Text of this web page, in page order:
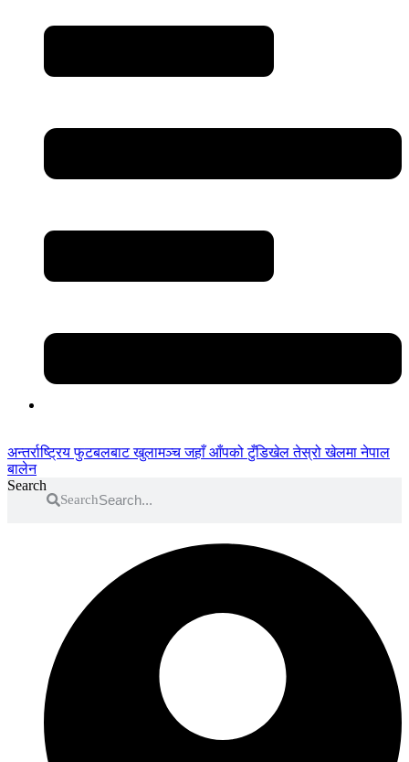
अन्तर्राष्ट्रिय फुटबलबाट खुलामञ्च जहाँ आँपको टुँडिखेल तेस्रो खेलमा नेपाल
बालेन
Search
Search